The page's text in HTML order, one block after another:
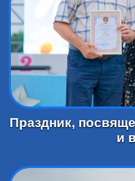
Праздник,
и